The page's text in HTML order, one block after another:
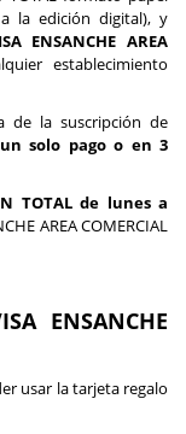
la edición digital), y
ENSANCHE AREA
establecimiento
de la suscripción de
solo pago o en 3
TOTAL de lunes a
AREA COMERCIAL
ENSANCHE
usar la tarjeta regalo